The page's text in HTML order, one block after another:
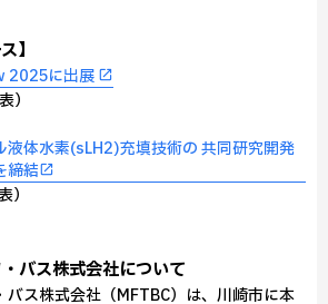
】
2025に出展
）
液体水素(sLH2)充填技術の 共同研究開発
締結
）
バス株式会社について
バス株式会社（MFTBC）は、川崎市に本